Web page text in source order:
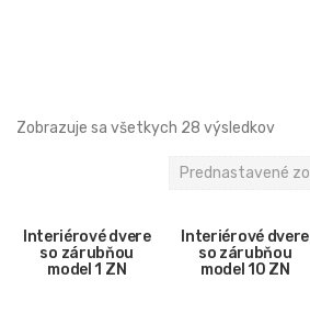
Zobrazuje sa všetkych 28 výsledkov
Interiérové dvere
so zárubňou
model 1 ZN
Interiérové dvere
so zárubňou
model 10 ZN